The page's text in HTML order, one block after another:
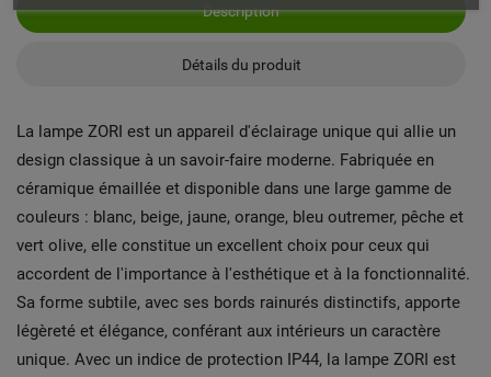
Description
Détails du produit
La lampe ZORI est un appareil d'éclairage unique qui allie un
design classique à un savoir-faire moderne. Fabriquée en
céramique émaillée et disponible dans une large gamme de
couleurs : blanc, beige, jaune, orange, bleu outremer, pêche et
vert olive, elle constitue un excellent choix pour ceux qui
accordent de l'importance à l'esthétique et à la fonctionnalité.
Sa forme subtile, avec ses bords rainurés distinctifs, apporte
légèreté et élégance, conférant aux intérieurs un caractère
unique. Avec un indice de protection IP44, la lampe ZORI est